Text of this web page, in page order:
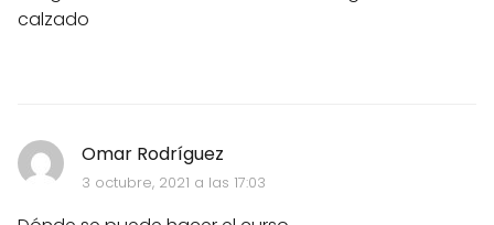
calzado
Omar Rodríguez
3 octubre, 2021 a las 17:03